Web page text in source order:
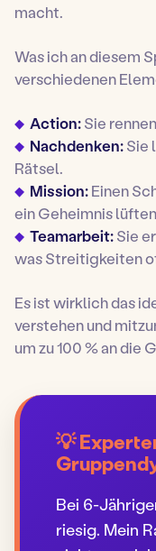
macht.
Was ich an diesem
verschiedenen
Action:Sie
Nachdenken:Sie
Rätsel.
Mission:Einen
ein Geheimnis
Teamarbeit:Sie
was Streitigkeiten
Es ist wirklich das
verstehen und
um zu 100 % an die
💡
Bei 6-
riesig. Mein